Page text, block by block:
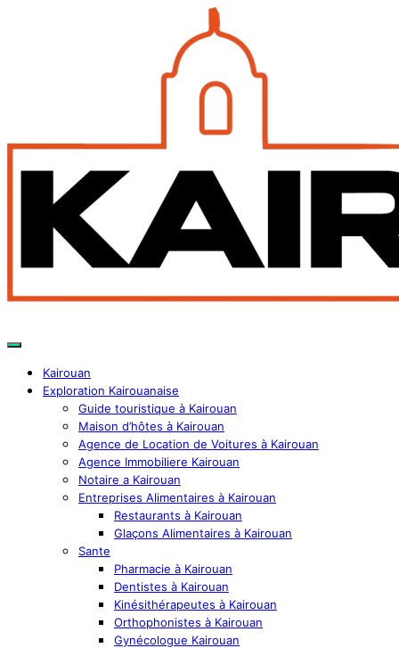
Kairouan
Exploration Kairouanaise
Guide touristique à Kairouan
Maison d’hôtes à Kairouan
Agence de Location de Voitures à Kairouan
Agence Immobiliere Kairouan
Notaire a Kairouan
Entreprises Alimentaires à Kairouan
Restaurants à Kairouan
Glaçons Alimentaires à Kairouan
Sante
Pharmacie à Kairouan
Dentistes à Kairouan
Kinésithérapeutes à Kairouan
Orthophonistes à Kairouan
Gynécologue Kairouan